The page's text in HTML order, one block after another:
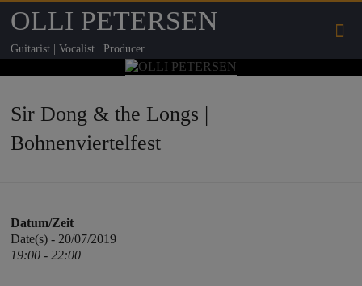
OLLI PETERSEN
Guitarist | Vocalist | Producer
Sir Dong & the Longs |
Bohnenviertelfest
Datum/Zeit
Date(s) - 20/07/2019
19:00 - 22:00